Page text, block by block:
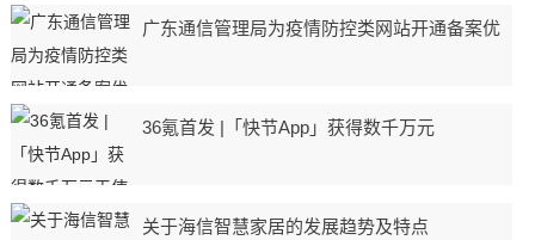
广东通信管理局为疫情防控类网站开通备案优
36氪首发 |「快节App」获得数千万元
关于海信智慧家居的发展趋势及特点